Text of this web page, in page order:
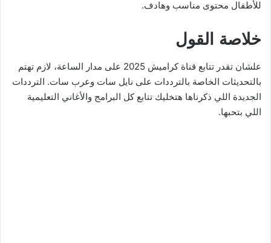
للأطفال محتوى مناسب وهادف.
خلاصة القول
علشان تقدر تتابع قناة كراميش 2025 على مدار الساعة، لازم تهتم
بالتحديثات الخاصة بالترددات على نايل سات وعرب سات. الترددات
الجديدة اللي ذكرناها هتخليك تتابع كل البرامج والأغاني التعليمية
اللي بتحبها.